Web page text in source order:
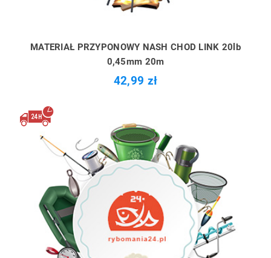
MATERIAŁ PRZYPONOWY NASH CHOD LINK 20lb
0,45mm 20m
42,99 zł